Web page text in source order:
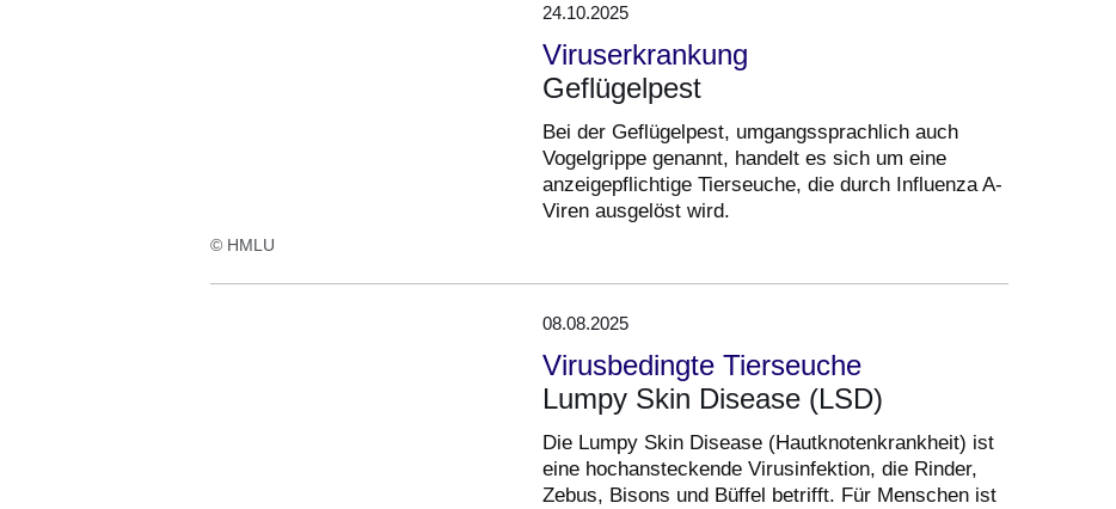
© HMLU
24.10.2025
Viruserkrankung
Geflügelpest
Bei der Geflügelpest, umgangssprachlich auch
Vogelgrippe genannt, handelt es sich um eine
anzeigepflichtige Tierseuche, die durch Influenza A-
Viren ausgelöst wird.
08.08.2025
Virusbedingte Tierseuche
Lumpy Skin Disease (LSD)
Die Lumpy Skin Disease (Hautknotenkrankheit) ist
eine hochansteckende Virusinfektion, die Rinder,
Zebus, Bisons und Büffel betrifft. Für Menschen ist